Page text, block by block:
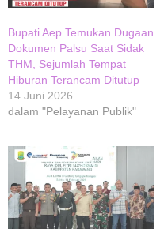
Bupati Aep Temukan Dugaan
Dokumen Palsu Saat Sidak
THM, Sejumlah Tempat
Hiburan Terancam Ditutup
14 Juni 2026
dalam "Pelayanan Publik"